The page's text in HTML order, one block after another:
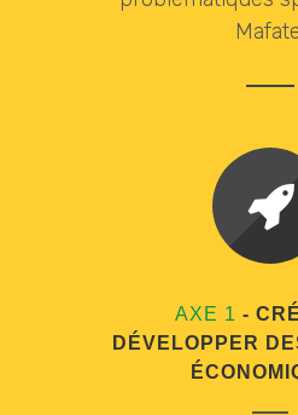
AXE 1 -
DÉVELOPPER